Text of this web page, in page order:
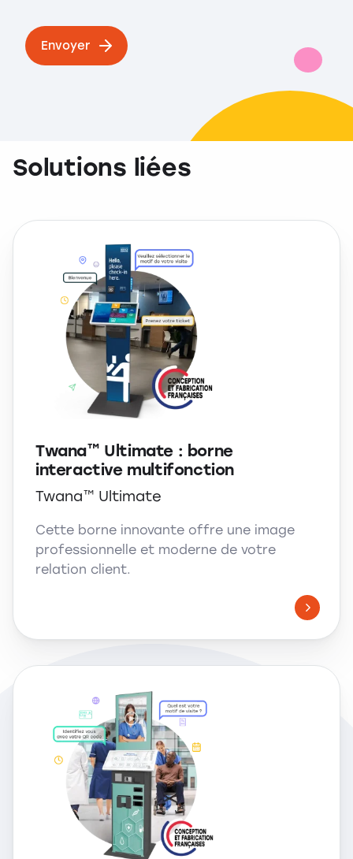
Envoyer
Solutions liées
Twana™ Ultimate : borne
interactive multifonction
Twana™ Ultimate
Cette borne innovante offre une image
professionnelle et moderne de votre
relation client.